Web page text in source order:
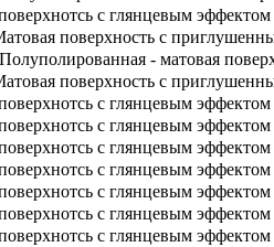
с глянцевым эффектом
поверхность с
- матовая
поверхность с
с глянцевым эффектом
с глянцевым эффектом
с глянцевым эффектом
с глянцевым эффектом
с глянцевым эффектом
с глянцевым эффектом
с глянцевым эффектом